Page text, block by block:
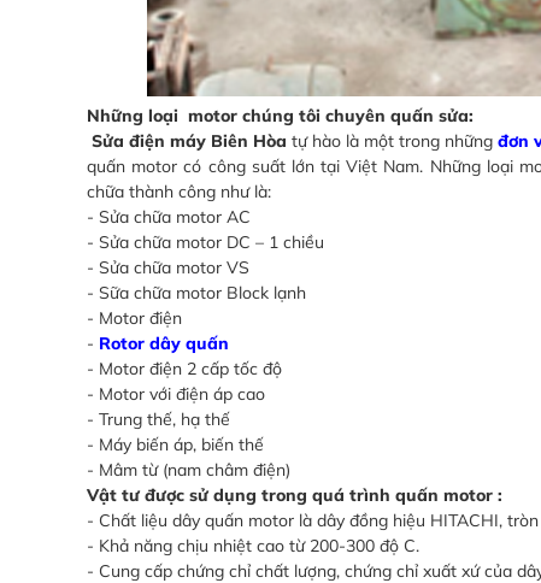
Những loại motor chúng tôi chuyên quấn sửa:
Sửa điện máy Biên Hòa tự hào là một trong những đơn
quấn motor có công suất lớn tại Việt Nam. Những loại
chữa thành công như là:
- Sửa chữa motor AC
- Sửa chữa motor DC – 1 chiều
- Sửa chữa motor VS
- Sữa chữa motor Block lạnh
- Motor điện
- Rotor dây quấn
- Motor điện 2 cấp tốc độ
- Motor với điện áp cao
- Trung thế, hạ thế
- Máy biến áp, biến thế
- Mâm từ (nam châm điện)
Vật tư được sử dụng trong quá trình quấn motor :
- Chất liệu dây quấn motor là dây đồng hiệu HITACHI,
- Khả năng chịu nhiệt cao từ 200-300 độ C.
- Cung cấp chứng chỉ chất lượng, chứng chỉ xuất xứ của